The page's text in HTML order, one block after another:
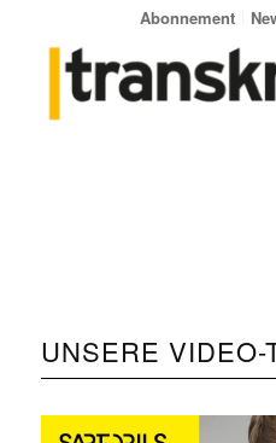
Abonnement
UNSERE VIDEO-